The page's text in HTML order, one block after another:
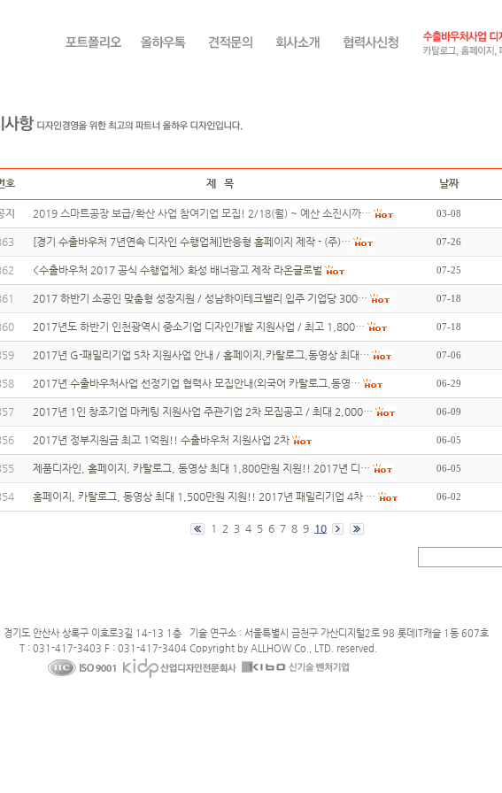
호
제 목 날짜
지 2019 스마트공장 보급/확산 사업 참여기업 모집! 2/18(월) ~ 예산 소진시까… 03-08
[경기 수출바우처 7년연속 디자인 수행업체]반응형 홈페이지 제작 - (주)… 07-26
<수출바우처 2017 공식 수행업체> 화성 배너광고 제작 라온글로벌 07-25
2017 하반기 소공인 맞춤형 성장지원 / 성남하이테크밸리 입주 기업당 300… 07-18
2017년도 하반기 인천광역시 중소기업 디자인개발 지원사업 / 최고 1,800… 07-18
2017년 G-패밀리기업 5차 지원사업 안내 / 홈페이지,카탈로그,동영상 최대… 07-06
2017년 수출바우처사업 선정기업 협력사 모집안내(외국어 카탈로그,동영… 06-29
2017년 1인 창조기업 마케팅 지원사업 주관기업 2차 모집공고 / 최대 2,000… 06-09
2017년 정부지원금 최고 1억원!! 수출바우처 지원사업 2차 06-05
제품디자인, 홈페이지, 카탈로그, 동영상 최대 1,800만원 지원!! 2017년 디… 06-05
홈페이지, 카탈로그, 동영상 최대 1,500만원 지원!! 2017년 패밀리기업 4차 … 06-02
1 2 3 4 5 6 7 8 9 10
기도 안산사 상록구 이호로3길 14-13 1층 기술 연구소 : 서울특별시 금천구 가산디지털2로 98 롯데IT캐슬 1동 607호
T : 031-417-3403 F : 031-417-3404 Copyright by ALLHOW Co., LTD. reserved.